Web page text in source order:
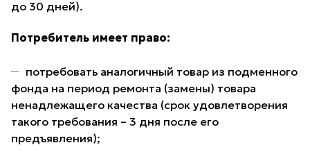
до 30 дней).
Потребитель имеет право:
потребовать аналогичный товар из подменного
фонда на период ремонта (замены) товара
ненадлежащего качества (срок удовлетворения
такого требования – 3 дня после его
предъявления);